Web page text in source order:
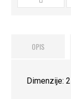
OPIS
Dimenzije: